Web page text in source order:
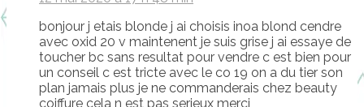
bonjour j etais blonde j ai choisis inoa blond cendre
avec oxid 20 v maintenent je suis grise j ai essaye de
toucher bc sans resultat pour vendre c est bien pour
un conseil c est tricte avec le co 19 on a du tier son
plan jamais plus je ne commanderais chez beauty
coiffure cela n est pas serieux merci